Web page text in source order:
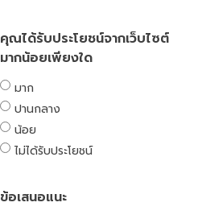
คุณได้รับประโยชน์จากเว็บไซต์
มากน้อยเพียงใด
มาก
ปานกลาง
น้อย
ไม่ได้รับประโยชน์
ข้อเสนอแนะ